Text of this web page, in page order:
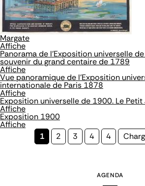
Margate
Affiche
Panorama de l'Exposition universelle
souvenir du grand centaire de 1789
Affiche
Vue panoramique de l'Exposition
internationale de Paris 1878
Affiche
Exposition universelle de 1900. Le Petit
Affiche
Exposition 1900
Affiche
Page
1 Page
2 Page
3 Page
4 Page
4
Page
AGENDA